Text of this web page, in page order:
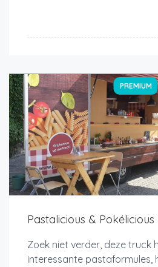
PREMIUM
Pastalicious &
Zoek niet verder, deze truck
interessante pastaformules,